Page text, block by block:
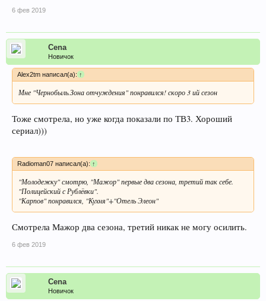
6 фев 2019
Cena
Новичок
Alex2tm написал(а):↑
Мне "Чернобыль.Зона отчуждения" понравился! скоро 3 ий сезон
Тоже смотрела, но уже когда показали по ТВ3. Хороший
сериал)))
Radioman07 написал(а): ↑
"Молодежку" смотрю, "Мажор" первые два сезона, третий так себе.
"Полицейский с Рублёвки".
"Карпов" понравился, "Кухня"+"Отель Элеон"
Смотрела Мажор два сезона, третий никак не могу осилить.
6 фев 2019
Cena
Новичок